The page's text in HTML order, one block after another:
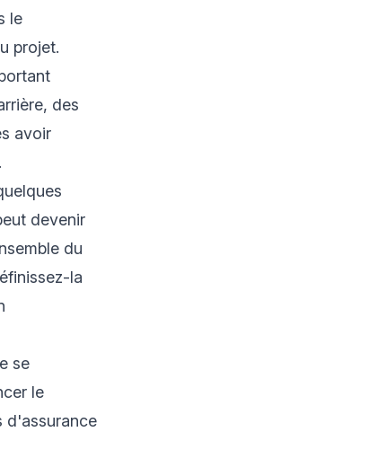
le
projet.
des
avoir
devenir
du
la
se
le
d'assurance